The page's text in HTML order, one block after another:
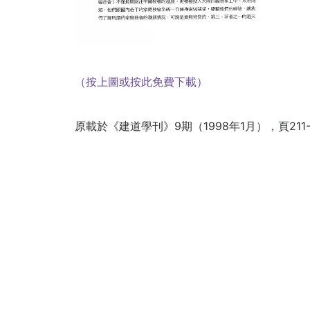
（按上圖或按此免費下載）
原載於《建道學刊》9期（1998年1月），頁